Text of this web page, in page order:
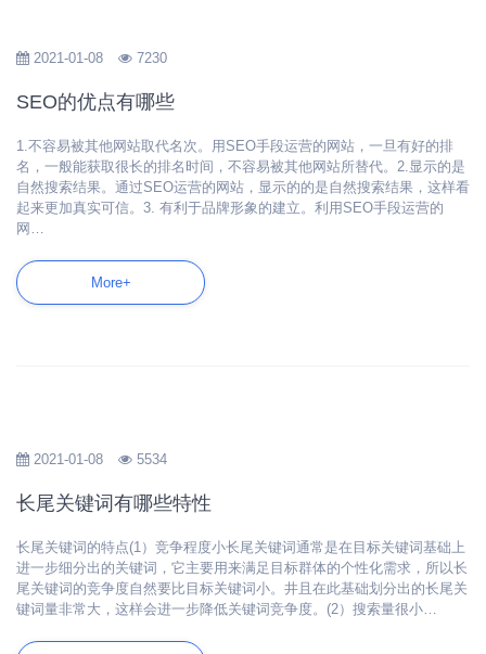
2021-01-08 7230
SEO的优点有哪些
1.不容易被其他网站取代名次。用SEO手段运营的网站，一旦有好的排
名，一般能获取很长的排名时间，不容易被其他网站所替代。2.显示的是
自然搜索结果。通过SEO运营的网站，显示的的是自然搜索结果，这样看
起来更加真实可信。3. 有利于品牌形象的建立。利用SEO手段运营的
网…
More+
2021-01-08 5534
长尾关键词有哪些特性
长尾关键词的特点(1）竞争程度小长尾关键词通常是在目标关键词基础上
进一步细分出的关键词，它主要用来满足目标群体的个性化需求，所以长
尾关键词的竞争度自然要比目标关键词小。井且在此基础划分出的长尾关
键词量非常大，这样会进一步降低关键词竞争度。(2）搜索量很小…